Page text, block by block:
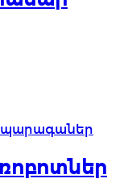
պարագաներ